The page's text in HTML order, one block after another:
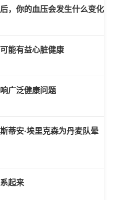
，你的血压会发生什么变化
能有益心脏健康
广泛健康问题
蒂安·埃里克森为丹麦队晕
起来